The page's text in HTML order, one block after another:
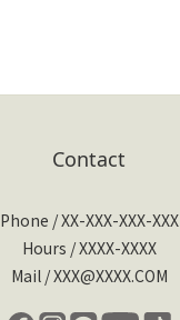
Contact
Phone / XX-XXX-XXX-XXX
Hours / XXXX-XXXX
Mail / XXX@XXXX.COM